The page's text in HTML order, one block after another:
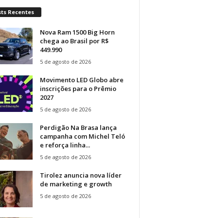
Recentes
Nova Ram 1500 Big Horn
chega ao Brasil por R$
449.990
5 de agosto de 2026
Movimento LED Globo abre
inscrições para o Prêmio
2027
5 de agosto de 2026
Perdigão Na Brasa lança
campanha com Michel Teló
e reforça linha...
5 de agosto de 2026
Tirolez anuncia nova líder
de marketing e growth
5 de agosto de 2026